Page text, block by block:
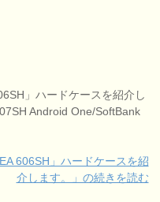
」ハードケースを紹介し
Android One/SoftBank
606SH」ハードケースを紹
介します。」の続きを読む